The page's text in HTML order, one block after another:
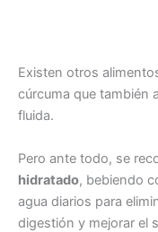
Existen otros
cúrcuma que también
fluida.
Pero ante todo, se
hidratado, bebiendo
agua diarios para
digestión y mejorar el